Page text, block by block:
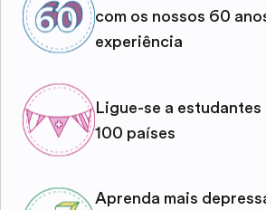
com os nossos 60
experiência
Ligue-se a estudantes
100 países
Aprenda mais